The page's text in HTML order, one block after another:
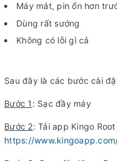
Máy mát, pin ổn hơn
Dùng rất sướng
Không có lỗi gì cả
Sau đây là các bước cài
Bước 1 : Sạc đầy máy
Bước 2: Tải app Kingo
https://